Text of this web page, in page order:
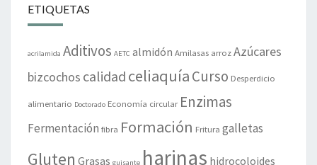
ETIQUETAS
acrilamida Aditivos AETC almidón Amilasas arrozAzúcares
bizcochos calidad celiaquíaCurso Desperdicio
alimentario Doctorado Economía circular Enzimas
Fermentación fibra Formación Fritura galletas
Gluten Grasas guisante harinas hidrocoloides